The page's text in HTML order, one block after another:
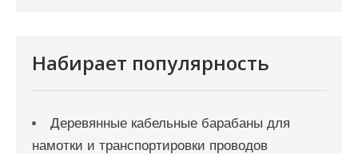
Набирает популярность
Деревянные кабельные барабаны для
намотки и транспортировки проводов